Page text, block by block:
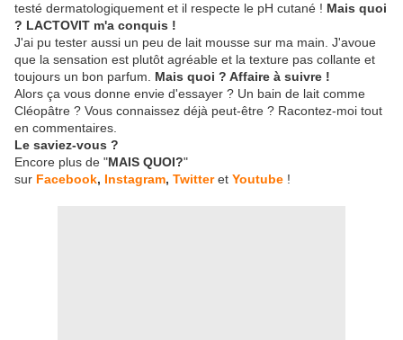
testé dermatologiquement et il respecte le pH cutané ! Mais quoi
? LACTOVIT m'a conquis !
J'ai pu tester aussi un peu de lait mousse sur ma main. J'avoue
que la sensation est plutôt agréable et la texture pas collante et
toujours un bon parfum. Mais quoi ? Affaire à suivre !
Alors ça vous donne envie d'essayer ? Un bain de lait comme
Cléopâtre ? Vous connaissez déjà peut-être ? Racontez-moi tout
en commentaires.
Le saviez-vous ?
Encore plus de "MAIS QUOI?"
sur Facebook, Instagram, Twitter et Youtube !